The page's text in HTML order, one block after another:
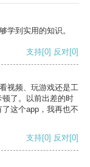
学到实用的知识。
支持[0] 反对[0]
视频、玩游戏还是工
了。以前出差的时
这个app，我再也不
支持[0] 反对[0]